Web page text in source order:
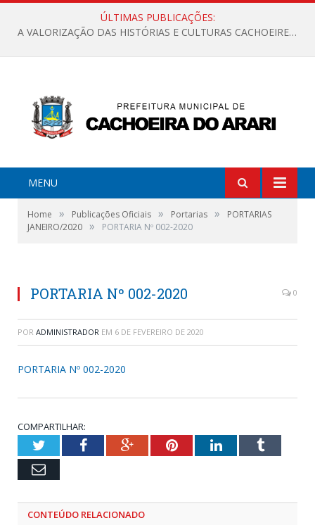
ÚLTIMAS PUBLICAÇÕES:
A VALORIZAÇÃO DAS HISTÓRIAS E CULTURAS CACHOEIRENSES
MENU
Home » Publicações Oficiais » Portarias »
PORTARIAS
JANEIRO/2020 » PORTARIA Nº 002-2020
PORTARIA Nº 002-2020 0
POR ADMINISTRADOR EM 6 DE FEVEREIRO DE 2020
PORTARIA Nº 002-2020
COMPARTILHAR:
TwitterFacebookGoogle+PinterestLinkedInTumblr
Email
CONTEÚDO RELACIONADO